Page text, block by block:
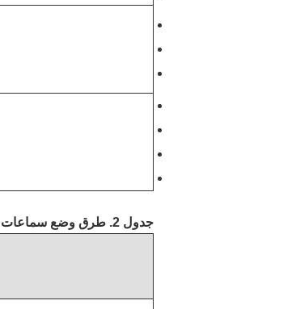
جدول 2. طرق وضع سماعات الأذن الخاصة بسوار العنق من السلسلة FreeLace في